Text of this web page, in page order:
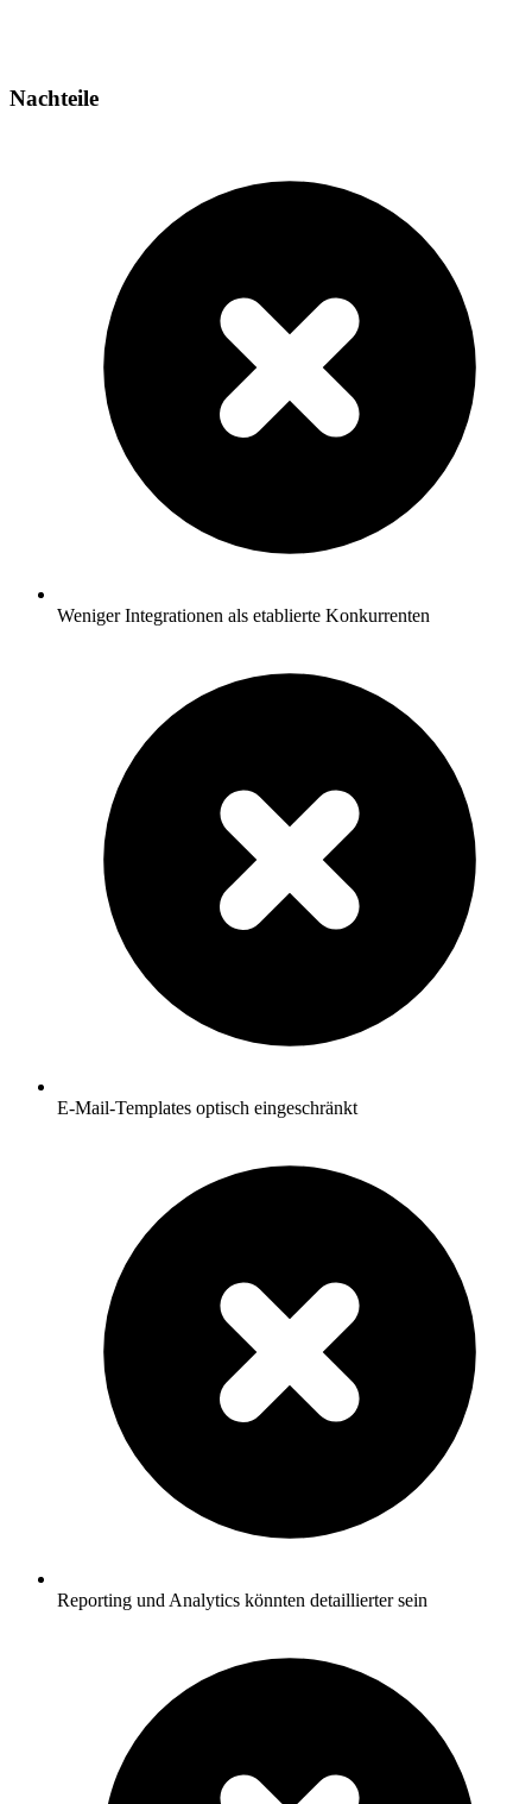
Nachteile
Weniger Integrationen als etablierte Konkurrenten
E-Mail-Templates optisch eingeschränkt
Reporting und Analytics könnten detaillierter sein